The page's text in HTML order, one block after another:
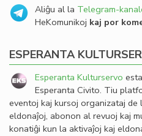
Aliĝu al la Telegram-
HeKomunikoj kaj por
ESPERANTA
Esperanta Kulturservo
Esperanta Civito. Tiu
eventoj kaj kursoj organizataj
eldonaĵoj, abonon al revuoj kaj
konatiĝi kun la aktivaĵoj kaj